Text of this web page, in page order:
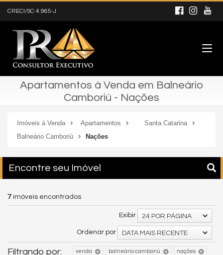
CRECI/SC 4.965-J
Apartamentos à Venda em Balneário
Camboriú - Nações
Imóveis à Venda Apartamentos
Santa Catarina
Balneário Camboriú
Nações
Encontre seu Imóvel
7 imóveis encontrados
Exibir 24 POR PÁGINA
Ordenar por DATA MAIS RECENTE
Filtrando por: venda balneário camboriú nações